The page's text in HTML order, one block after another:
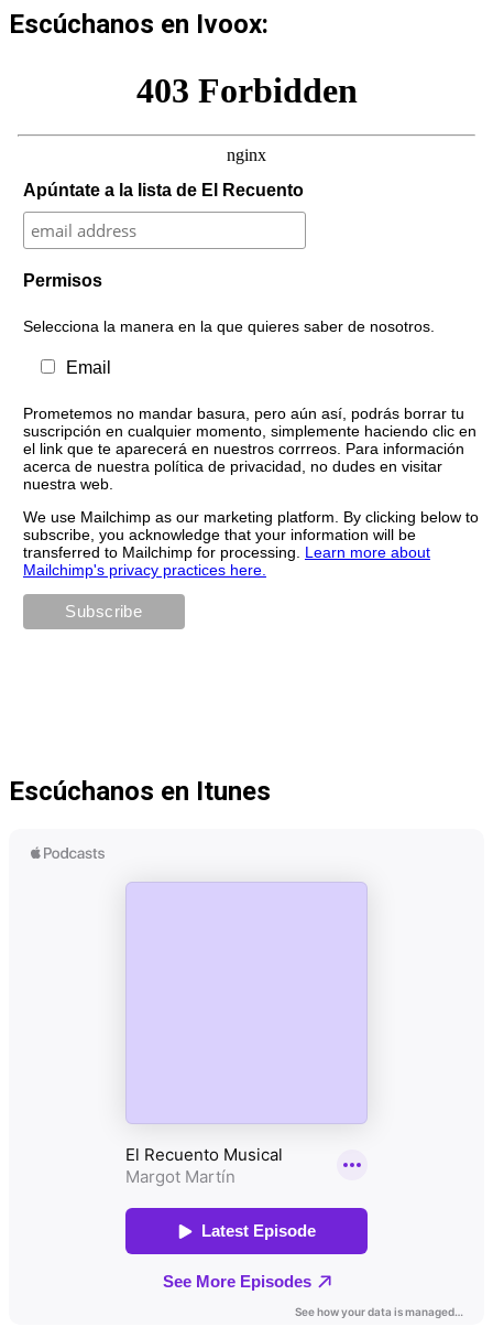
Escúchanos en Ivoox:
Apúntate a la lista de El Recuento
Permisos
Selecciona la manera en la que quieres saber de nosotros.
Email
Prometemos no mandar basura, pero aún así, podrás borrar tu
suscripción en cualquier momento, simplemente haciendo clic en
el link que te aparecerá en nuestros corrreos. Para información
acerca de nuestra política de privacidad, no dudes en visitar
nuestra web.
We use Mailchimp as our marketing platform. By clicking below to
subscribe, you acknowledge that your information will be
transferred to Mailchimp for processing. Learn more about
Mailchimp's privacy practices here.
Escúchanos en Itunes